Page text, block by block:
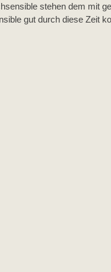
stehen dem mit
gut durch diese Zeit